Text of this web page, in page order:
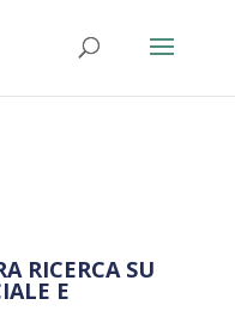
RICERCA SU
E